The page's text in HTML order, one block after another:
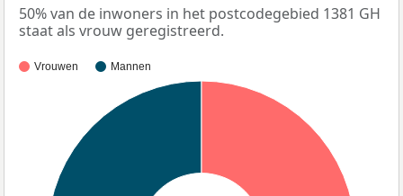
50% van de inwoners in het postcodegebied 1381 GH
staat als vrouw geregistreerd.
Vrouwen Mannen